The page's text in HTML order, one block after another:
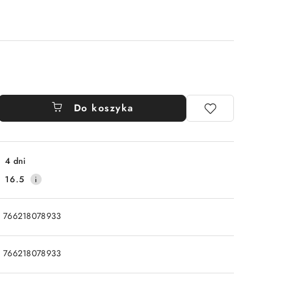
Do koszyka
4 dni
16.5
766218078933
766218078933